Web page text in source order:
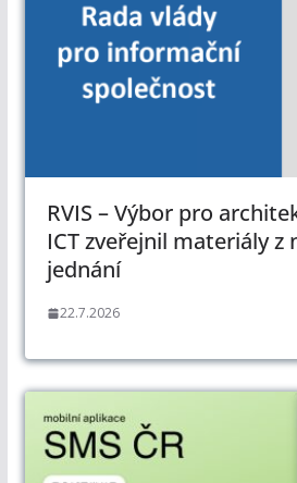
RVIS – Výbor pro
ICT zveřejnil materiály z
jednání
22.7.2026